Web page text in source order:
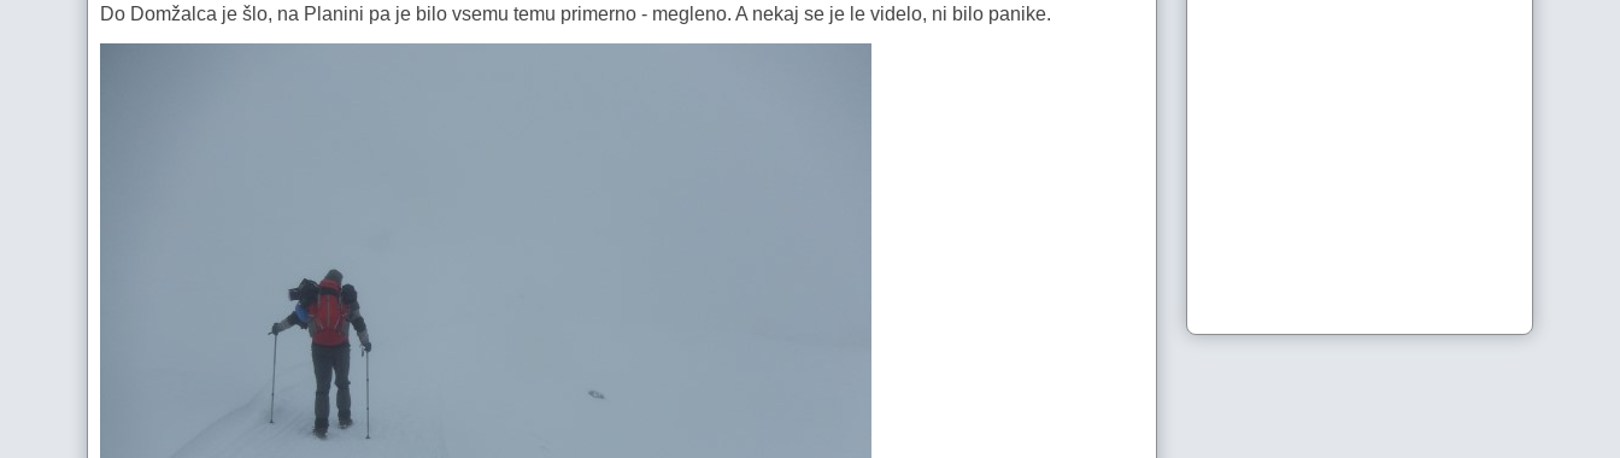
Do Domžalca je šlo, na Planini pa je bilo vsemu temu primerno - megleno. A nekaj se je le videlo, ni bilo panike.